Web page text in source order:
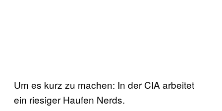
Um es kurz zu machen: In der CIA arbeitet
ein riesiger Haufen Nerds.